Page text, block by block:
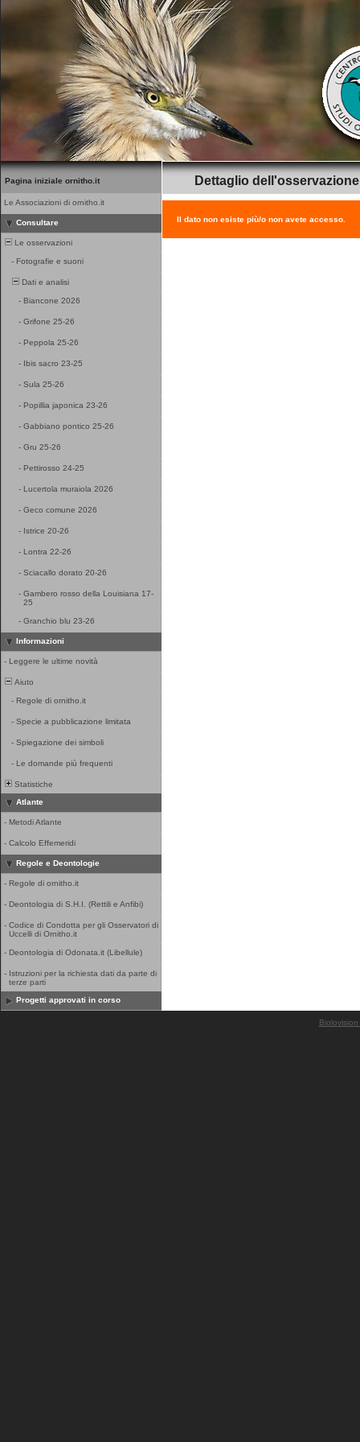
Pagina iniziale ornitho.it
Le Associazioni di ornitho.it
Consultare
Le osservazioni
- Fotografie e suoni
Dati e analisi
- Biancone 2026
- Grifone 25-26
- Peppola 25-26
- Ibis sacro 23-25
- Sula 25-26
- Popillia japonica 23-26
- Gabbiano pontico 25-26
- Gru 25-26
- Pettirosso 24-25
- Lucertola muraiola 2026
- Geco comune 2026
- Istrice 20-26
- Lontra 22-26
- Sciacallo dorato 20-26
- Gambero rosso della Louisiana 17-
25
- Granchio blu 23-26
Informazioni
- Leggere le ultime novità
Aiuto
- Regole di ornitho.it
- Specie a pubblicazione limitata
- Spiegazione dei simboli
- Le domande più frequenti
Statistiche
Atlante
- Metodi Atlante
- Calcolo Effemeridi
Regole e Deontologie
- Regole di ornitho.it
- Deontologia di S.H.I. (Rettili e Anfibi)
- Codice di Condotta per gli Osservatori di
Uccelli di Ornitho.it
- Deontologia di Odonata.it (Libellule)
- Istruzioni per la richiesta dati da parte di
terze parti
Progetti approvati in corso
Dettaglio dell'osservazione
Il dato non esiste più/o non avete accesso.
Biolovision